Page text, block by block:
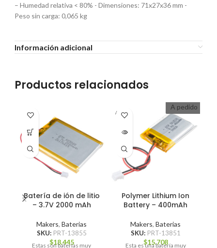
– Humedad relativa < 80% - Dimensiones: 71x27x36 mm -
Peso sin carga: 0,065 kg ​​
Información adicional
Productos relacionados
Batería de ión de litio
– 3.7V 2000 mAh
Makers, Baterias
SKU: PRT-13855
$18.445
Estas son baterías muy
A PEDI
DO
A pedido
Polymer Lithium Ion
Battery – 400mAh
Makers, Baterias
SKU: PRT-13851
$15.708
Esta es una batería muy